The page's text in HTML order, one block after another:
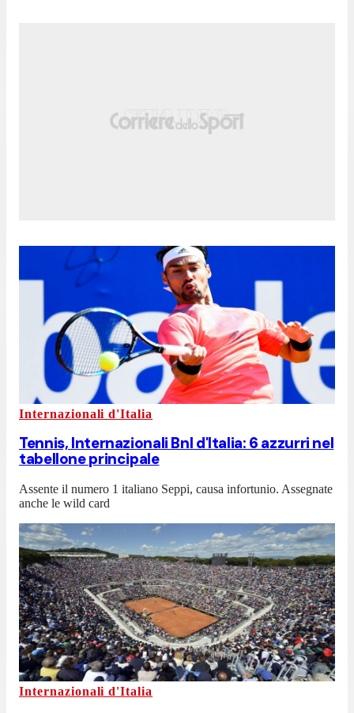
Internazionali d'Italia
Tennis, Internazionali Bnl d'Italia: 6 azzurri nel
tabellone principale
Assente il numero 1 italiano Seppi, causa infortunio. Assegnate
anche le wild card
Internazionali d'Italia